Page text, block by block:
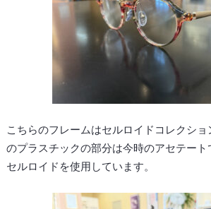
こちらのフレームはセルロイドコレクショ
のプラスチックの部分は今時のアセテー
セルロイドを使用しています。